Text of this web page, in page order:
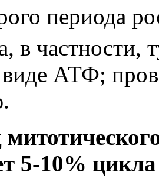
периода
в частности,
АТФ;
5-10% цикла